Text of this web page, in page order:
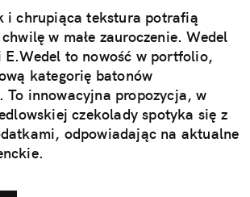
i chrupiąca tekstura potrafią
w małe zauroczenie. Wedel
to nowość w portfolio,
kategorię batonów
To innowacyjna propozycja, w
czekolady spotyka się z
odpowiadając na aktualne